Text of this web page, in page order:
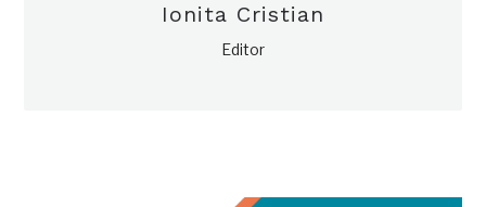
Ionita Cristian
Editor